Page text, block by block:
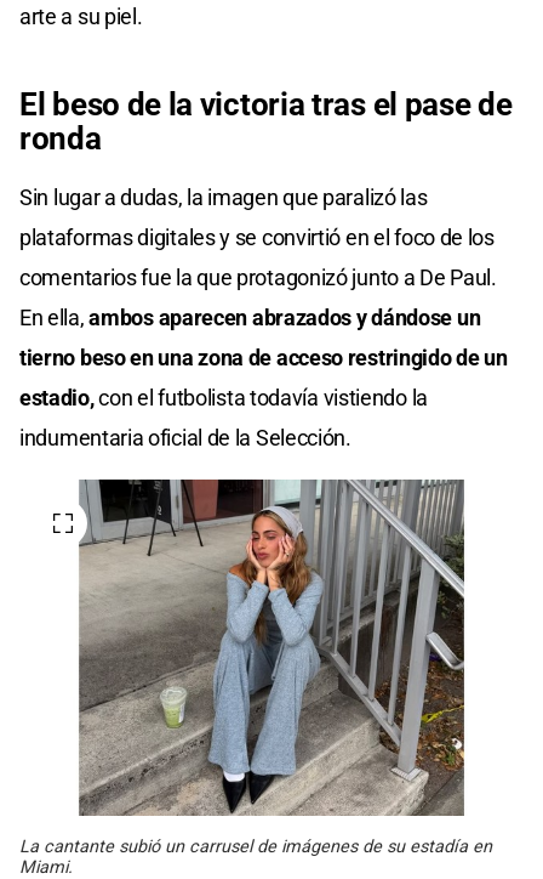
arte a su piel.
El beso de la victoria tras el pase de
ronda
Sin lugar a dudas, la imagen que paralizó las
plataformas digitales y se convirtió en el foco de los
comentarios fue la que protagonizó junto a De Paul.
En ella,ambos aparecen abrazados y dándose un
tierno beso en una zona de acceso restringido de un
estadio,con el futbolista todavía vistiendo la
indumentaria oficial de la Selección.
La cantante subió un carrusel de imágenes de su estadía en
Miami.